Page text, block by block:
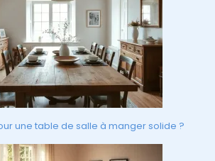
une table de salle à manger solide ?